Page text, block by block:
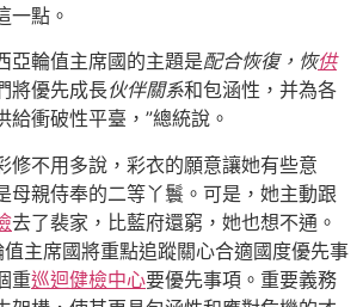
一點。
亞輪值主席國的主題是配合恢復，恢供
將優先成長伙伴關系和包涵性，并為各
給衝破性平臺，”總統說。
修不用多說，彩衣的願意讓她有些意
母親侍奉的二等丫鬟。可是，她主動跟
去了裴家，比藍府還窮，她也想不通。
主席國將重點追蹤關心合適國度優先事
重巡迴健檢中心要優先事項。重要義務